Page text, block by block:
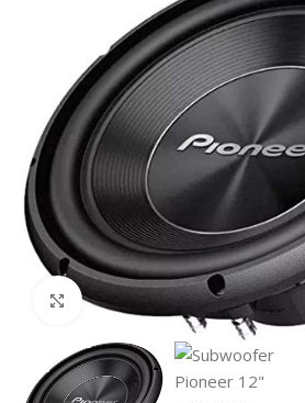
Haga Click para agrandar